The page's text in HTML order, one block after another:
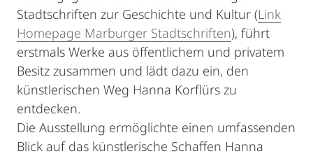
Stadtschriften zur Geschichte und Kultur (Link
Homepage Marburger Stadtschriften), führt
erstmals Werke aus öffentlichem und privatem
Besitz zusammen und lädt dazu ein, den
künstlerischen Weg Hanna Korflürs zu
entdecken.
Die Ausstellung ermöglichte einen umfassenden
Blick auf das künstlerische Schaffen Hanna